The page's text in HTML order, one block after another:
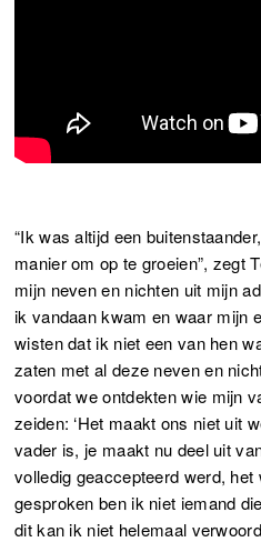
“Ik was altijd een
manier om op te groeien”, zegt
mijn neven en nichten uit mijn
ik vandaan kwam en waar mijn
wisten dat ik niet een van hen
zaten met al deze neven en
voordat we ontdekten wie mijn
zeiden: ‘Het maakt ons niet uit
vader is, je maakt nu deel uit
volledig geaccepteerd werd,
gesproken ben ik niet iemand
dit kan ik niet helemaal